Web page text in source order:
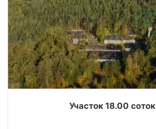
Участок 18.00 соток